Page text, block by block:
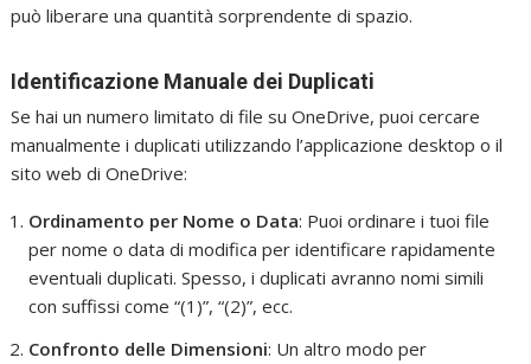
può liberare una quantità sorprendente di spazio.
Identificazione Manuale dei Duplicati
Se hai un numero limitato di file su OneDrive, puoi cercare
manualmente i duplicati utilizzando l’applicazione desktop o il
sito web di OneDrive:
Ordinamento per Nome o Data: Puoi ordinare i tuoi file
per nome o data di modifica per identificare rapidamente
eventuali duplicati. Spesso, i duplicati avranno nomi simili
con suffissi come “(1)”, “(2)”, ecc.
Confronto delle Dimensioni: Un altro modo per